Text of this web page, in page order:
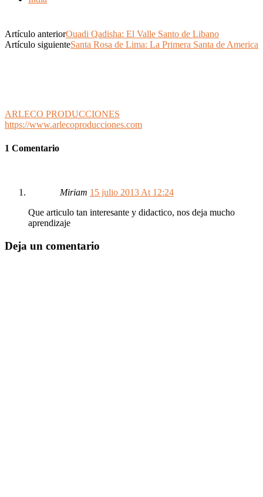
Artículo anteriorOuadi Qadisha: El Valle Santo de Libano
Artículo siguienteSanta Rosa de Lima: La Primera Santa de America
ARLECO PRODUCCIONES
https://www.arlecoproducciones.com
1 Comentario
Miriam 15 julio 2013 At 12:24
Que articulo tan interesante y didactico, nos deja mucho
aprendizaje
Deja un comentario